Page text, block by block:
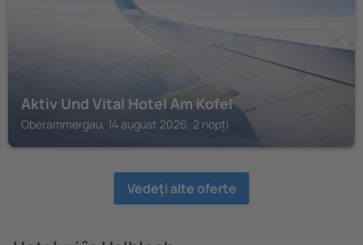
Aktiv Und Vital Hotel Am Kofel
Oberammergau, 14 august 2026, 2 nopți
Vedeţi alte oferte